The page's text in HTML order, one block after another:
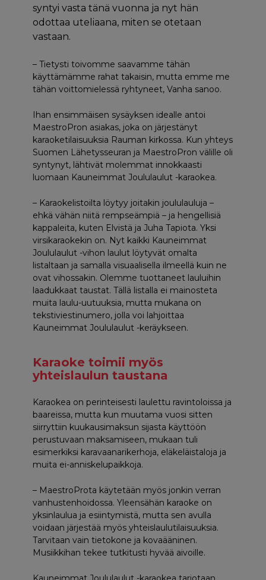
syntyi vasta tänä vuonna ja nyt hän
odottaa uteliaana, miten se otetaan
vastaan.
– Tietysti toivomme saavamme tähän
käyttämämme rahat takaisin, mutta emme me
tähän voittomielessä ryhtyneet, Vanha sanoo.
Ihan ensimmäisen sysäyksen idealle antoi
MaestroPron asiakas, joka on järjestänyt
karaoketilaisuuksia Rauman kirkossa. Kun yhteys
Suomen Lähetysseuran ja MaestroPron välille oli
syntynyt, lähtivät molemmat innokkaasti
luomaan Kauneimmat Joululaulut -karaokea.
– Karaokelistoilta löytyy joitakin joululauluja –
ehkä vähän niitä rempseämpiä – ja hengellisiä
kappaleita, kuten Elvistä ja Juha Tapiota. Yksi
virsikaraokekin on. Nyt kaikki Kauneimmat
Joululaulut -vihon laulut löytyvät omalta
listaltaan ja samalla visuaalisella ilmeellä kuin ne
ovat vihossakin. Olemme tuottaneet lauluihin
laadukkaat taustat. Tällä listalla ei mainosteta
muita laulu-uutuuksia, mutta mukana on
tekstiviestinumero, jolla voi lahjoittaa
Kauneimmat Joululaulut -keräykseen.
Karaoke toimii myös
yhteislaulun taustana
Karaokea on perinteisesti laulettu ravintoloissa ja
baareissa, mutta kun muutama vuosi sitten
siirryttiin kuukausimaksun sijasta käyttöön
perustuvaan maksamiseen, mukaan tuli
esimerkiksi karavaanarikerhoja, eläkeläistaloja ja
muita ei-anniskelupaikkoja.
– MaestroProta käytetään myös jonkin verran
vanhustenhoidossa. Yleensähän karaoke on
yksinlaulua ja esiintymistä, mutta sen avulla
voidaan järjestää myös yhteislaulutilaisuuksia.
Tarvitaan vain tietokone ja kovaääninen.
Musiikkihan tekee tutkitusti hyvää aivoille.